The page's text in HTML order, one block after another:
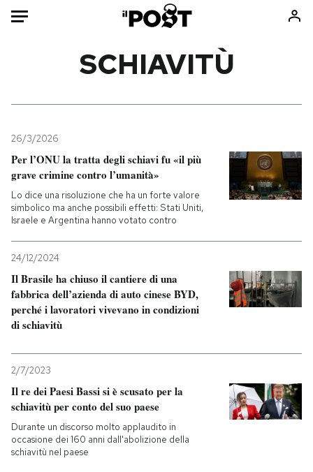
Mondo
Politica
Tecnologia
Internet
Scienza
Economia
Sport
Consumismi
Ok Boomer!
Mondiali calcio 2026
NEWSLETTER
I MIEI PREFERITI
SCHIAVITÙ
26/3/2026
Per l’ONU la tratta degli schiavi fu «il più
grave crimine contro l’umanità»
Lo dice una risoluzione che ha un forte valore
simbolico ma anche possibili effetti: Stati Uniti,
Israele e Argentina hanno votato contro
24/12/2024
Il Brasile ha chiuso il cantiere di una
fabbrica dell’azienda di auto cinese BYD,
perché i lavoratori vivevano in condizioni
di schiavitù
2/7/2023
Il re dei Paesi Bassi si è scusato per la
schiavitù per conto del suo paese
Durante un discorso molto applaudito in
occasione dei 160 anni dall'abolizione della
schiavitù nel paese